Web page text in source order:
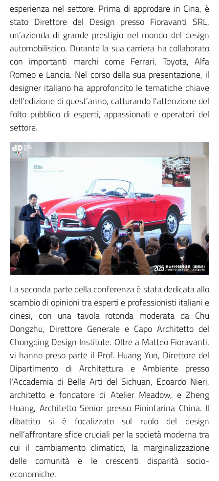
esperienza nel settore. Prima di approdare in Cina, è
stato Direttore del Design presso Fioravanti SRL,
un’azienda di grande prestigio nel mondo del design
automobilistico. Durante la sua carriera ha collaborato
con importanti marchi come Ferrari, Toyota, Alfa
Romeo e Lancia. Nel corso della sua presentazione, il
designer italiano ha approfondito le tematiche chiave
dell’edizione di quest’anno, catturando l’attenzione del
folto pubblico di esperti, appassionati e operatori del
settore.
La seconda parte della conferenza è stata dedicata allo
scambio di opinioni tra esperti e professionisti italiani e
cinesi, con una tavola rotonda moderata da Chu
Dongzhu, Direttore Generale e Capo Architetto del
Chongqing Design Institute. Oltre a Matteo Fioravanti,
vi hanno preso parte il Prof. Huang Yun, Direttore del
Dipartimento di Architettura e Ambiente presso
l’Accademia di Belle Arti del Sichuan, Edoardo Nieri,
architetto e fondatore di Atelier Meadow, e Zheng
Huang, Architetto Senior presso Pininfarina China. Il
dibattito si è focalizzato sul ruolo del design
nell’affrontare sfide cruciali per la società moderna tra
cui il cambiamento climatico, la marginalizzazione
delle comunità e le crescenti disparità socio-
economiche.